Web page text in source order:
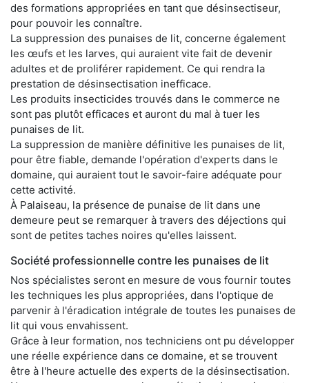
des formations appropriées en tant que désinsectiseur,
pour pouvoir les connaître.
La suppression des punaises de lit, concerne également
les œufs et les larves, qui auraient vite fait de devenir
adultes et de proliférer rapidement. Ce qui rendra la
prestation de désinsectisation inefficace.
Les produits insecticides trouvés dans le commerce ne
sont pas plutôt efficaces et auront du mal à tuer les
punaises de lit.
La suppression de manière définitive les punaises de lit,
pour être fiable, demande l'opération d'experts dans le
domaine, qui auraient tout le savoir-faire adéquate pour
cette activité.
À Palaiseau, la présence de punaise de lit dans une
demeure peut se remarquer à travers des déjections qui
sont de petites taches noires qu'elles laissent.
Société professionnelle contre les punaises de lit
Nos spécialistes seront en mesure de vous fournir toutes
les techniques les plus appropriées, dans l'optique de
parvenir à l'éradication intégrale de toutes les punaises de
lit qui vous envahissent.
Grâce à leur formation, nos techniciens ont pu développer
une réelle expérience dans ce domaine, et se trouvent
être à l'heure actuelle des experts de la désinsectisation.